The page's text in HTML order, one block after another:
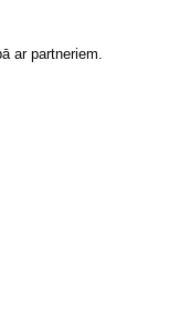
ar partneriem.